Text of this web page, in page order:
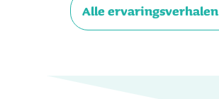
Alle ervaringsverhalen